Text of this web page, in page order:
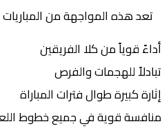
تعد هذه المواجهة من
أداءً قوياً من كلا الفريقين
تبادلاً للهجمات والفرص
إثارة كبيرة طوال فترات المباراة
منافسة قوية في جميع خطوط